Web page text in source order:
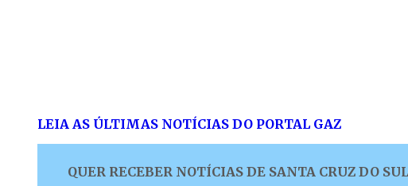
LEIA AS ÚLTIMAS NOTÍCIAS DO PORTAL GAZ
QUER RECEBER NOTÍCIAS DE SANTA CRUZ DO